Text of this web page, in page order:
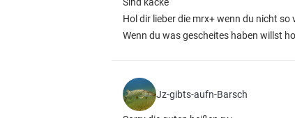
Hol dir lieber die mrx+ wenn du nicht so
Wenn du was gescheites haben willst
Jz-gibts-aufn-Barsch